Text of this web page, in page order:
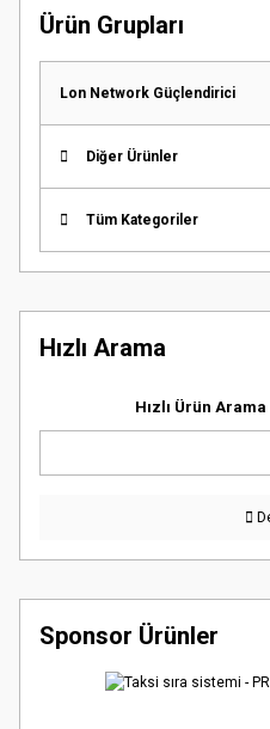
Ürün Grupları
Lon Network Güçlendirici
Diğer Ürünler
Tüm Kategoriler
Hızlı Arama
Hızlı Ürün Arama
Sponsor Ürünler